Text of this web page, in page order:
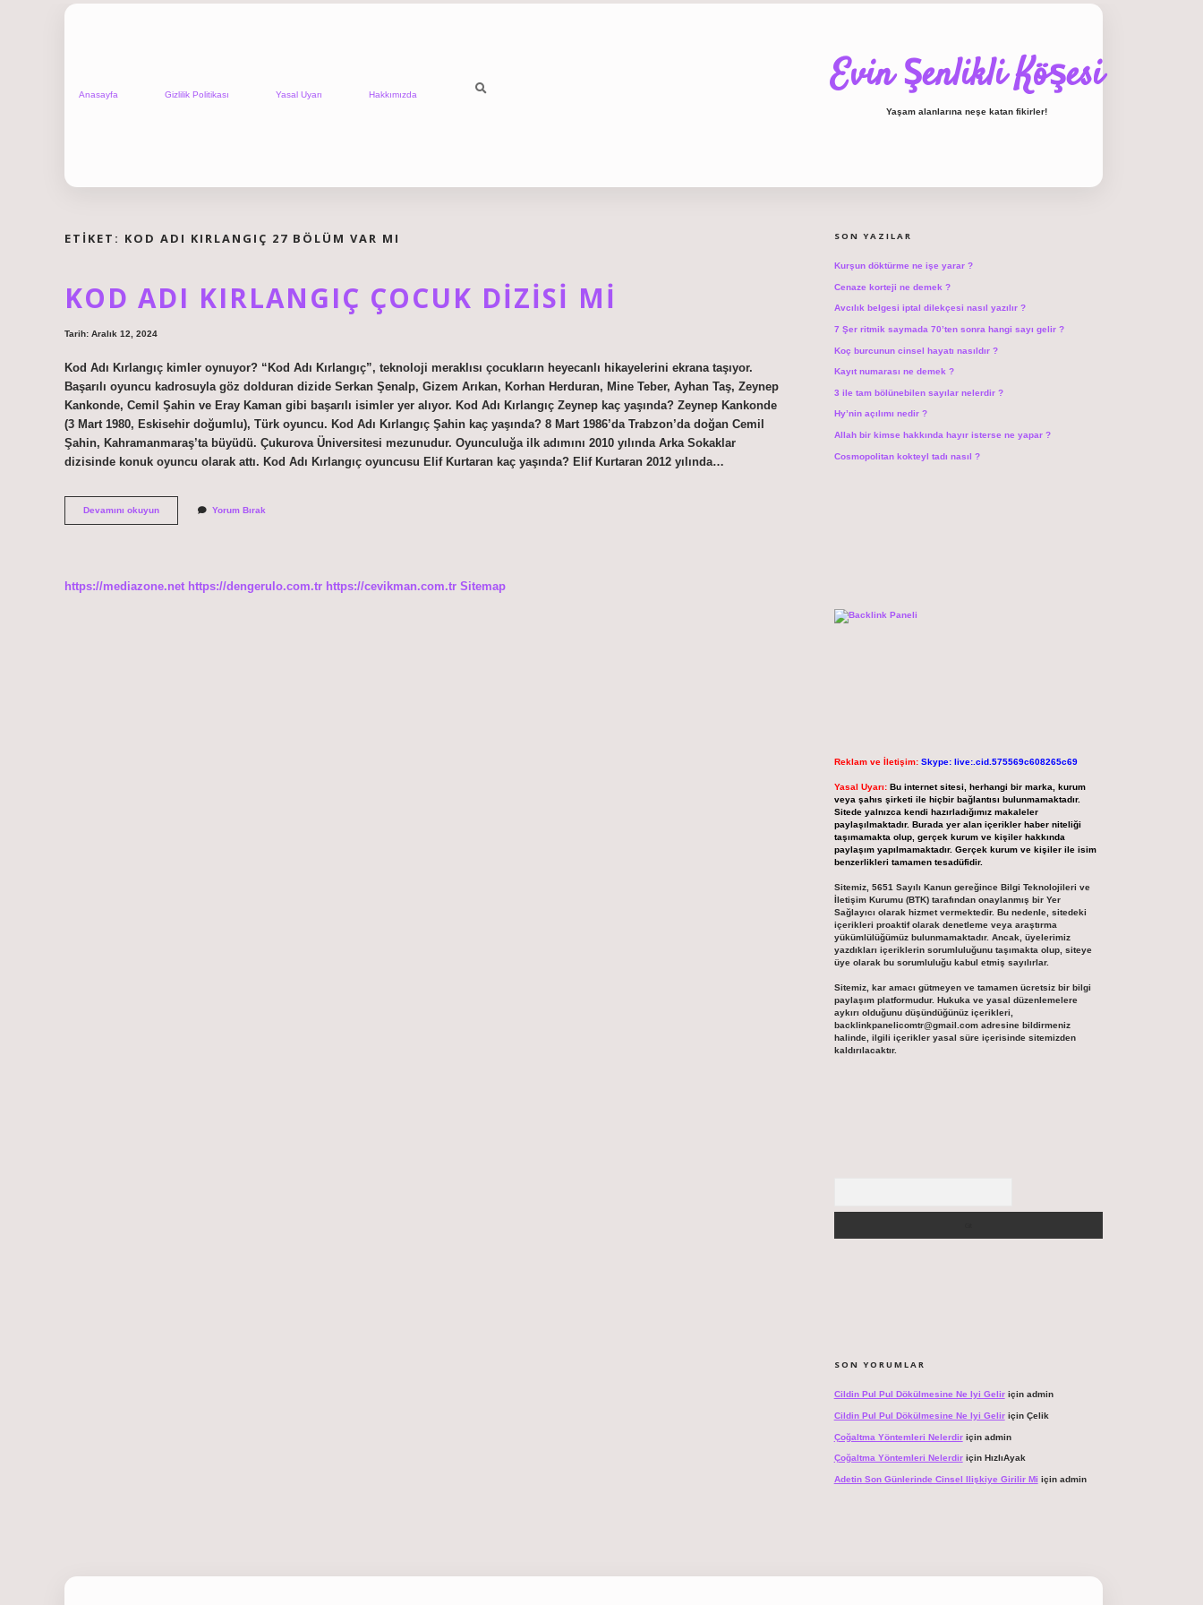
Anasayfa Gizlilik Politikası Yasal Uyarı Hakkımızda Evin Şenlikli Köşesi
Yaşam alanlarına neşe katan fikirler!
ETIKET: KOD ADI KIRLANGIÇ 27 BÖLÜM VAR MI
KOD ADI KIRLANGIÇ ÇOCUK DIZISI MI
Tarih: Aralık 12, 2024
Kod Adı Kırlangıç kimler oynuyor? “Kod Adı Kırlangıç”, teknoloji meraklısı çocukların heyecanlı hikayelerini ekrana taşıyor.
Başarılı oyuncu kadrosuyla göz dolduran dizide Serkan Şenalp, Gizem Arıkan, Korhan Herduran, Mine Teber, Ayhan Taş, Zeynep
Kankonde, Cemil Şahin ve Eray Kaman gibi başarılı isimler yer alıyor. Kod Adı Kırlangıç Zeynep kaç yaşında? Zeynep Kankonde
(3 Mart 1980, Eskisehir doğumlu), Türk oyuncu. Kod Adı Kırlangıç Şahin kaç yaşında? 8 Mart 1986’da Trabzon’da doğan Cemil
Şahin, Kahramanmaraş’ta büyüdü. Çukurova Üniversitesi mezunudur. Oyunculuğa ilk adımını 2010 yılında Arka Sokaklar
dizisinde konuk oyuncu olarak attı. Kod Adı Kırlangıç oyuncusu Elif Kurtaran kaç yaşında? Elif Kurtaran 2012 yılında…
Devamını okuyunKod
Adı
Yorum Bırak
https://mediazone.net https://dengerulo.com.tr https://cevikman.com.tr Sitemap
SON YAZILAR
Kurşun döktürme ne işe yarar ?
Cenaze korteji ne demek ?
Avcılık belgesi iptal dilekçesi nasıl yazılır ?
7 Şer ritmik saymada 70’ten sonra hangi sayı gelir ?
Koç burcunun cinsel hayatı nasıldır ?
Kayıt numarası ne demek ?
3 ile tam bölünebilen sayılar nelerdir ?
Hy’nin açılımı nedir ?
Allah bir kimse hakkında hayır isterse ne yapar ?
Cosmopolitan kokteyl tadı nasıl ?
Reklam ve İletişim: Skype: live:.cid.575569c608265c69
Yasal Uyarı: Bu internet sitesi, herhangi bir marka, kurum
veya şahıs şirketi ile hiçbir bağlantısı bulunmamaktadır.
Sitede yalnızca kendi hazırladığımız makaleler
paylaşılmaktadır. Burada yer alan içerikler haber niteliği
taşımamakta olup, gerçek kurum ve kişiler hakkında
paylaşım yapılmamaktadır. Gerçek kurum ve kişiler ile isim
benzerlikleri tamamen tesadüfidir.
Sitemiz, 5651 Sayılı Kanun gereğince Bilgi Teknolojileri ve
İletişim Kurumu (BTK) tarafından onaylanmış bir Yer
Sağlayıcı olarak hizmet vermektedir. Bu nedenle, sitedeki
içerikleri proaktif olarak denetleme veya araştırma
yükümlülüğümüz bulunmamaktadır. Ancak, üyelerimiz
yazdıkları içeriklerin sorumluluğunu taşımakta olup, siteye
üye olarak bu sorumluluğu kabul etmiş sayılırlar.
Sitemiz, kar amacı gütmeyen ve tamamen ücretsiz bir bilgi
paylaşım platformudur. Hukuka ve yasal düzenlemelere
aykırı olduğunu düşündüğünüz içerikleri,
backlinkpanelicomtr@gmail.comadresine bildirmeniz
halinde, ilgili içerikler yasal süre içerisinde sitemizden
kaldırılacaktır.
SON YORUMLAR
Cildin Pul Pul Dökülmesine Ne Iyi Geliriçin admin
Cildin Pul Pul Dökülmesine Ne Iyi Geliriçin Çelik
Çoğaltma Yöntemleri Nelerdiriçin admin
Çoğaltma Yöntemleri Nelerdiriçin HızlıAyak
Adetin Son Günlerinde Cinsel Ilişkiye Girilir Mi için admin